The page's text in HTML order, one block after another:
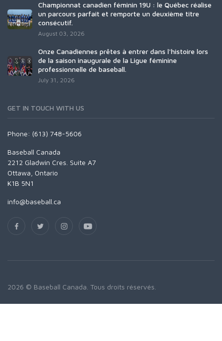
Championnat canadien féminin 19U : le Québec réalise
un parcours parfait et remporte un deuxième titre
consécutif.
August 03, 2026
Onze Canadiennes prêtes à entrer dans l'histoire lors
de la saison inaugurale de la Ligue féminine
professionnelle de baseball.
July 31, 2026
GET IN TOUCH WITH US
Phone: (613) 748-5606
Baseball Canada
2212 Gladwin Cres. Suite A7
Ottawa, Ontario
K1B 5N1
info@baseball.ca
2026 © Baseball Canada. Tous droits réservés.